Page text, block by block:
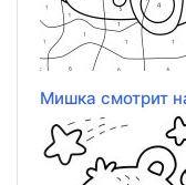
Мишка смотрит